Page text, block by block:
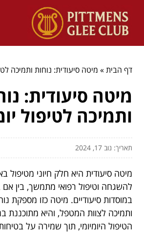
דף הבית» מיטה סיעודית: נוחות ותמיכה
מיטה סיעודית:
ותמיכה לטיפול
תאריך: נוב 17, 2024
מיטה סיעודית היא חלק חיוני מטיפול
להשגחה וטיפול רפואי מתמשך, בין אם
במוסדות סיעודיים. מיטה כזו מספקת
ותמיכה לצוות המטפל, והיא מתוכננת
הטיפול היומיומי, תוך שמירה על